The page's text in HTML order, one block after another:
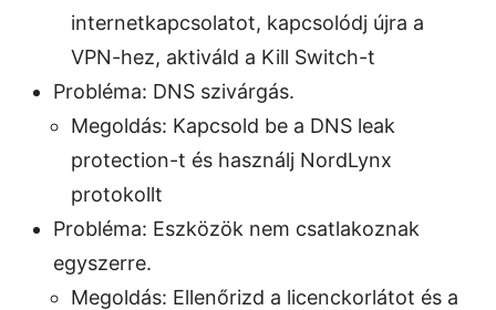
internetkapcsolatot, kapcsolódj újra a
VPN-hez, aktiváld a Kill Switch-t
Probléma: DNS szivárgás.
Megoldás: Kapcsold be a DNS leak
protection-t és használj NordLynx
protokollt
Probléma: Eszközök nem csatlakoznak
egyszerre.
Megoldás: Ellenőrizd a licenckorlátot és a